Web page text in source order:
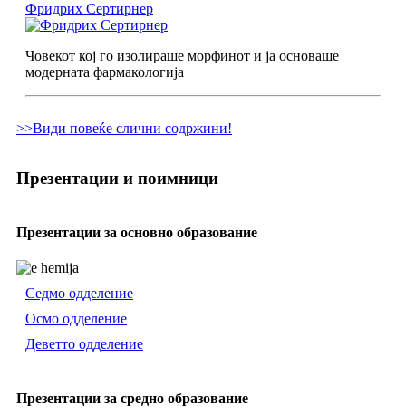
Фридрих Сертирнер
Човекот кој го изолираше морфинот и ја основаше
модерната фармакологија
>>Види повеќе слични содржини!
Презентации и поимници
Презентации за основно образование
Седмо одделение
Осмо одделение
Деветто одделение
Презентации за средно образование